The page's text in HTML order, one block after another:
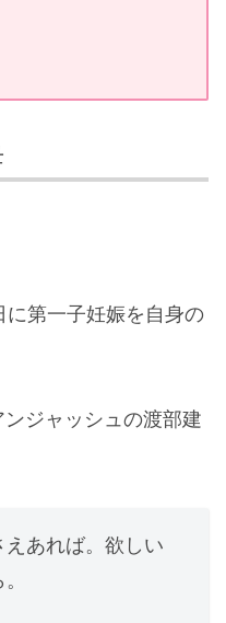
第一子妊娠を自身の
ジャッシュの渡部建
えあれば。欲しい